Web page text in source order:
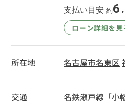
支払い目安約
ローン詳細を
所在地 名古屋市名東区
交通 名鉄瀬戸線「小